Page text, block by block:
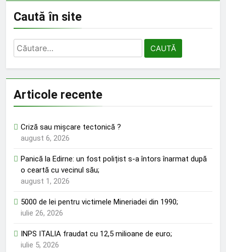
Caută în site
Caută
după:
Articole recente
Criză sau mișcare tectonică ?
august 6, 2026
Panică la Edirne: un fost polițist s-a întors înarmat după
o ceartă cu vecinul său;
august 1, 2026
5000 de lei pentru victimele Mineriadei din 1990;
iulie 26, 2026
INPS ITALIA fraudat cu 12,5 milioane de euro;
iulie 5, 2026